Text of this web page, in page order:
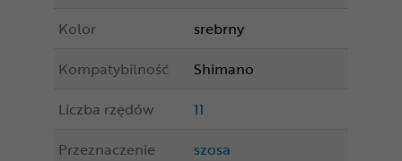
Kolor
srebrny
Kompatybilność
Shimano
Liczba rzędów
11
Przeznaczenie
szosa